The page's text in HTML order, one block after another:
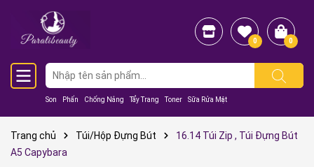
Son Phấn Chống Nắng Tẩy Trang Toner Sữa Rửa Mặt
0 0
Trang chủ Túi/Hộp Đựng Bút
16.14 Túi Zip , Túi Đựng Bút
A5 Capybara